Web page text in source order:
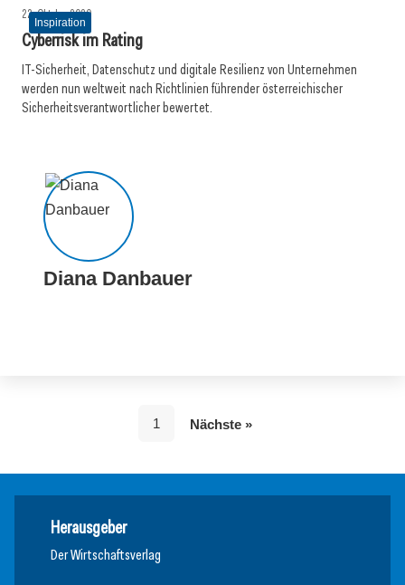
Inspiration
22. Oktober 2020
Cyberrisk im Rating
IT-Sicherheit, Datenschutz und digitale Resilienz von Unternehmen
werden nun weltweit nach Richtlinien führender österreichischer
Sicherheitsverantwortlicher bewertet.
Diana Danbauer
1 Nächste »
Herausgeber
Der Wirtschaftsverlag